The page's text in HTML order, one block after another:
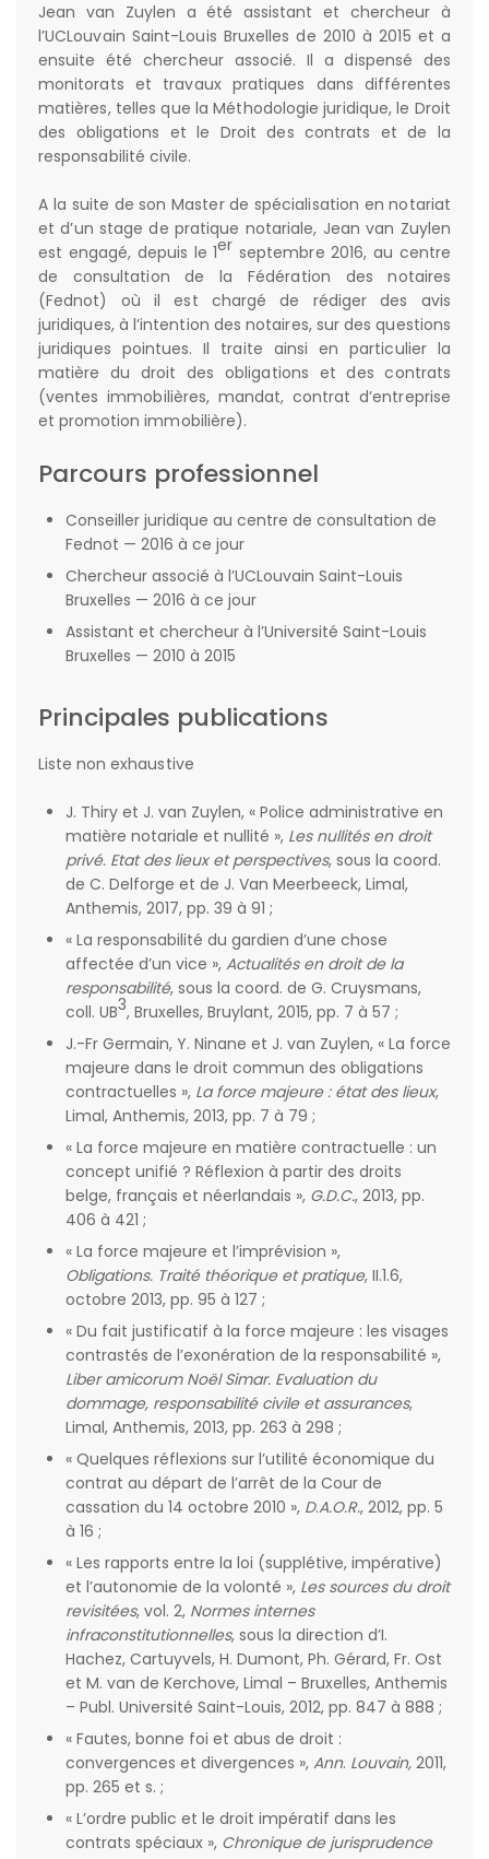
Jean van Zuylen a été assistant et chercheur à
l’UCLouvain Saint-Louis Bruxelles de 2010 à 2015 et a
ensuite été chercheur associé. Il a dispensé des
monitorats et travaux pratiques dans différentes
matières, telles que la Méthodologie juridique, le Droit
des obligations et le Droit des contrats et de la
responsabilité civile.
A la suite de son Master de spécialisation en notariat
et d’un stage de pratique notariale, Jean van Zuylen
est engagé, depuis le 1er septembre 2016, au centre
de consultation de la Fédération des notaires
(Fednot) où il est chargé de rédiger des avis
juridiques, à l’intention des notaires, sur des questions
juridiques pointues. Il traite ainsi en particulier la
matière du droit des obligations et des contrats
(ventes immobilières, mandat, contrat d’entreprise
et promotion immobilière).
Parcours professionnel
Conseiller juridique au centre de consultation de
Fednot — 2016 à ce jour
Chercheur associé à l’UCLouvain Saint-Louis
Bruxelles — 2016 à ce jour
Assistant et chercheur à l’Université Saint-Louis
Bruxelles — 2010 à 2015
Principales publications
Liste non exhaustive
J. Thiry et J. van Zuylen, « Police administrative en
matière notariale et nullité », Les nullités en droit
privé. Etat des lieux et perspectives, sous la coord.
de C. Delforge et de J. Van Meerbeeck, Limal,
Anthemis, 2017, pp. 39 à 91 ;
« La responsabilité du gardien d’une chose
affectée d’un vice », Actualités en droit de la
responsabilité, sous la coord. de G. Cruysmans,
coll. UB3, Bruxelles, Bruylant, 2015, pp. 7 à 57 ;
J.-Fr Germain, Y. Ninane et J. van Zuylen, « La force
majeure dans le droit commun des obligations
contractuelles », La force majeure : état des lieux,
Limal, Anthemis, 2013, pp. 7 à 79 ;
« La force majeure en matière contractuelle : un
concept unifié ? Réflexion à partir des droits
belge, français et néerlandais », G.D.C., 2013, pp.
406 à 421 ;
« La force majeure et l’imprévision »,
Obligations. Traité théorique et pratique, II.1.6,
octobre 2013, pp. 95 à 127 ;
« Du fait justificatif à la force majeure : les visages
contrastés de l’exonération de la responsabilité »,
Liber amicorum Noël Simar. Evaluation du
dommage, responsabilité civile et assurances,
Limal, Anthemis, 2013, pp. 263 à 298 ;
« Quelques réflexions sur l’utilité économique du
contrat au départ de l’arrêt de la Cour de
cassation du 14 octobre 2010 », D.A.O.R., 2012, pp. 5
à 16 ;
« Les rapports entre la loi (supplétive, impérative)
et l’autonomie de la volonté », Les sources du droit
revisitées, vol. 2, Normes internes
infraconstitutionnelles, sous la direction d’I.
Hachez, Cartuyvels, H. Dumont, Ph. Gérard, Fr. Ost
et M. van de Kerchove, Limal – Bruxelles, Anthemis
– Publ. Université Saint-Louis, 2012, pp. 847 à 888 ;
« Fautes, bonne foi et abus de droit :
convergences et divergences », Ann. Louvain, 2011,
pp. 265 et s. ;
« L’ordre public et le droit impératif dans les
contrats spéciaux », Chronique de jurisprudence